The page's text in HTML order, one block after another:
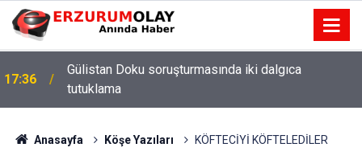
17:36
Gülistan Doku soruşturmasında iki dalgıca
tutuklama
Anasayfa Köşe Yazıları KÖFTECİYİ KÖFTELEDİLER